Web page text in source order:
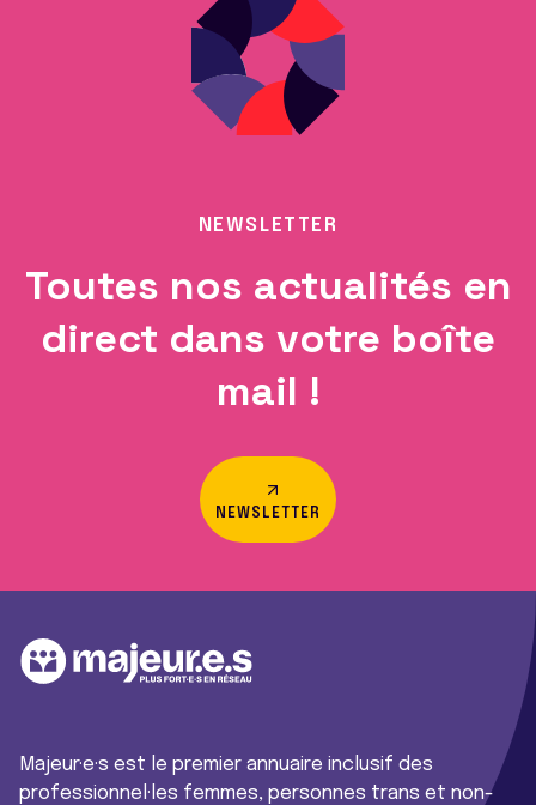
NEWSLETTER
Toutes nos actualités en
direct dans votre boîte
mail !
NEWSLETTER
Majeur·e·s est le premier annuaire inclusif des
professionnel·les femmes, personnes trans et non-